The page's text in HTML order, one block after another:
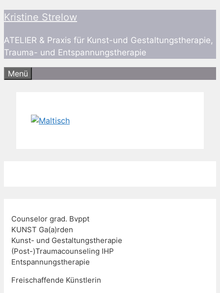
Zum
springen
Kristine Strelow
ATELIER & Praxis für Kunst-und Gestaltungstherapie,
Trauma- und Entspannungstherapie
Menü
Counselor grad. Bvppt
KUNST Ga(a)rden
Kunst- und Gestaltungstherapie
(Post-)Traumacounseling IHP
Entspannungstherapie
Freischaffende Künstlerin